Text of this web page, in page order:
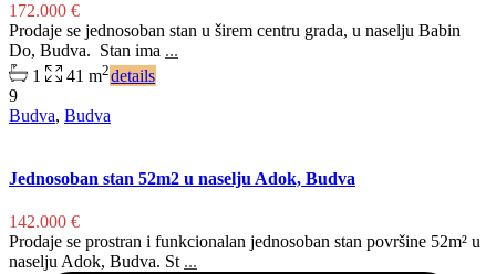
172.000 €
Prodaje se jednosoban stan u širem centru grada, u naselju Babin
Do, Budva. Stan ima ...
1
41 m2details
9
Budva, Budva
Jednosoban stan 52m2 u naselju Adok, Budva
142.000 €
Prodaje se prostran i funkcionalan jednosoban stan površine 52m² u
naselju Adok, Budva. St ...